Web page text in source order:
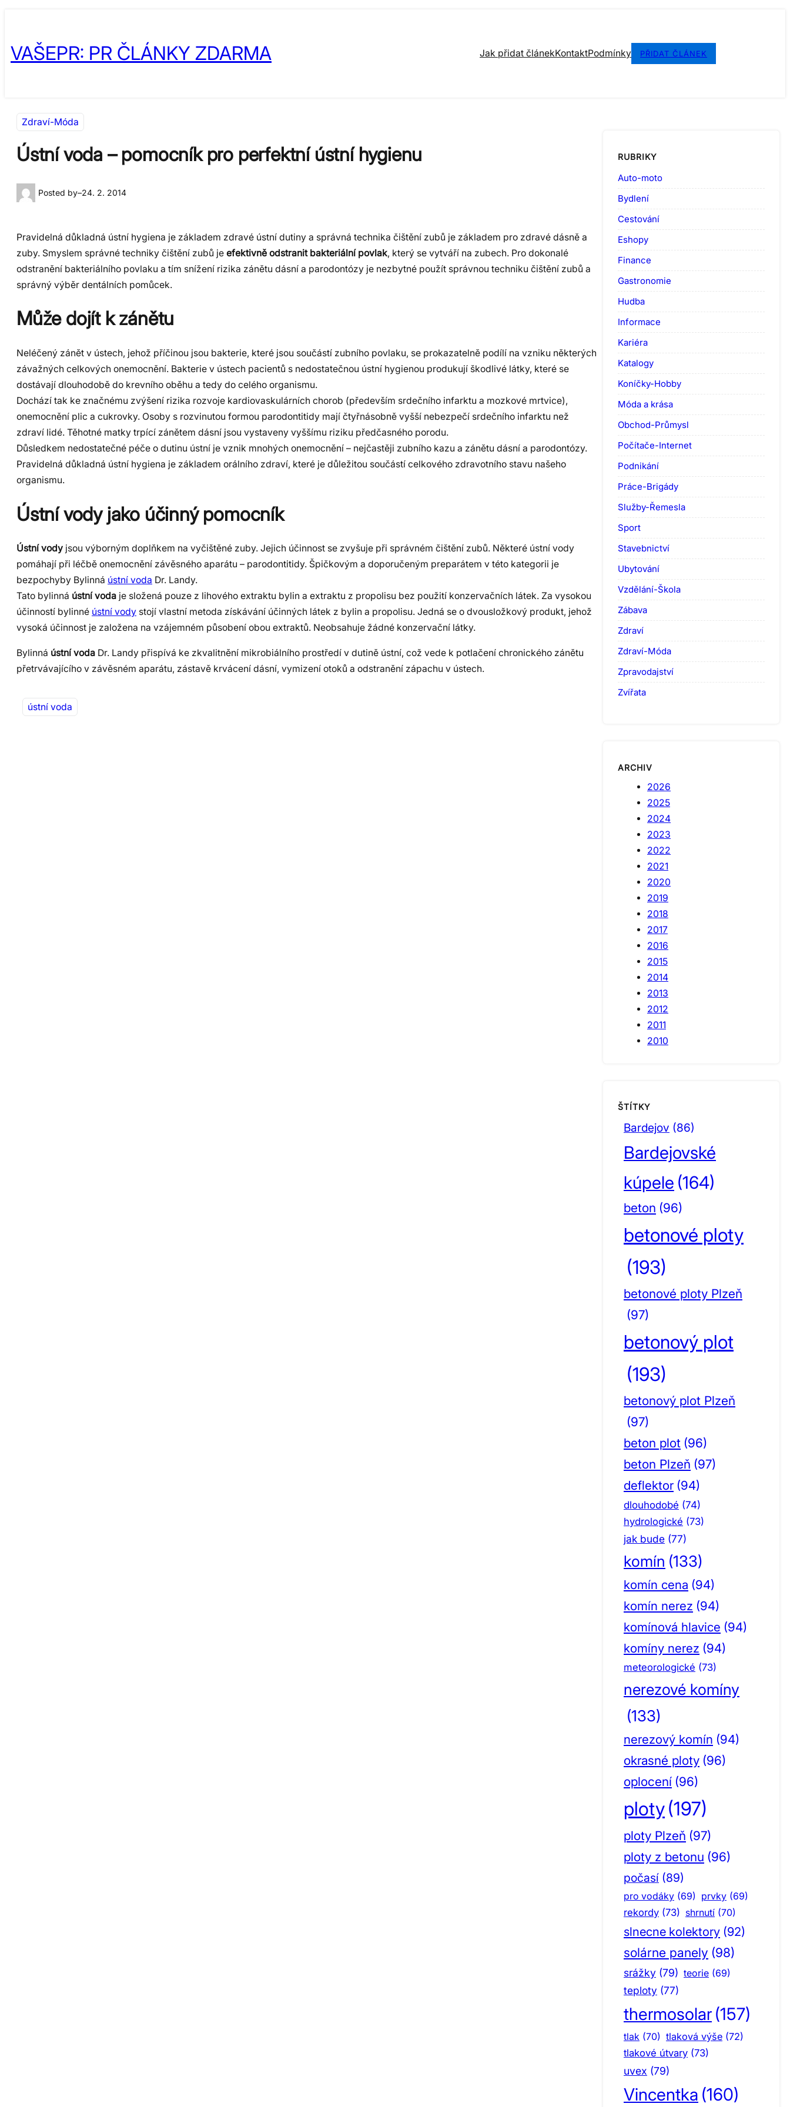
obsah
content
VAŠEPR: PR ČLÁNKY ZDARMA Jak přidat článekKontaktPodmínky PŘIDAT ČLÁNEK
Zdraví-Móda
Ústní voda – pomocník pro perfektní ústní hygienu
Posted by–24. 2. 2014
Pravidelná důkladná ústní hygiena je základem zdravé ústní dutiny a správná technika čištění zubů je základem pro zdravé dásně a
zuby. Smyslem správné techniky čištění zubů je efektivně odstranit bakteriální povlak, který se vytváří na zubech. Pro dokonalé
odstranění bakteriálního povlaku a tím snížení rizika zánětu dásní a parodontózy je nezbytné použít správnou techniku čištění zubů a
správný výběr dentálních pomůcek.
Může dojít k zánětu
Neléčený zánět v ústech, jehož příčinou jsou bakterie, které jsou součástí zubního povlaku, se prokazatelně podílí na vzniku některých
závažných celkových onemocnění. Bakterie v ústech pacientů s nedostatečnou ústní hygienou produkují škodlivé látky, které se
dostávají dlouhodobě do krevního oběhu a tedy do celého organismu.
Dochází tak ke značnému zvýšení rizika rozvoje kardiovaskulárních chorob (především srdečního infarktu a mozkové mrtvice),
onemocnění plic a cukrovky. Osoby s rozvinutou formou parodontitidy mají čtyřnásobně vyšší nebezpečí srdečního infarktu než
zdraví lidé. Těhotné matky trpící zánětem dásní jsou vystaveny vyššímu riziku předčasného porodu.
Důsledkem nedostatečné péče o dutinu ústní je vznik mnohých onemocnění – nejčastěji zubního kazu a zánětu dásní a parodontózy.
Pravidelná důkladná ústní hygiena je základem orálního zdraví, které je důležitou součástí celkového zdravotního stavu našeho
organismu.
Ústní vody jako účinný pomocník
Ústní vody jsou výborným doplňkem na vyčištěné zuby. Jejich účinnost se zvyšuje při správném čištění zubů. Některé ústní vody
pomáhají při léčbě onemocnění závěsného aparátu – parodontitidy. Špičkovým a doporučeným preparátem v této kategorii je
bezpochyby Bylinná ústní voda Dr. Landy.
Tato bylinná ústní voda je složená pouze z lihového extraktu bylin a extraktu z propolisu bez použití konzervačních látek. Za vysokou
účinností bylinné ústní vody stojí vlastní metoda získávání účinných látek z bylin a propolisu. Jedná se o dvousložkový produkt, jehož
vysoká účinnost je založena na vzájemném působení obou extraktů. Neobsahuje žádné konzervační látky.
Bylinná ústní voda Dr. Landy přispívá ke zkvalitnění mikrobiálního prostředí v dutině ústní, což vede k potlačení chronického zánětu
přetrvávajícího v závěsném aparátu, zástavě krvácení dásní, vymizení otoků a odstranění zápachu v ústech.
ústní voda
RUBRIKY
Auto-moto
Bydlení
Cestování
Eshopy
Finance
Gastronomie
Hudba
Informace
Kariéra
Katalogy
Koníčky-Hobby
Móda a krása
Obchod-Průmysl
Počítače-Internet
Podnikání
Práce-Brigády
Služby-Řemesla
Sport
Stavebnictví
Ubytování
Vzdělání-Škola
Zábava
Zdraví
Zdraví-Móda
Zpravodajství
Zvířata
ARCHIV
2026
2025
2024
2023
2022
2021
2020
2019
2018
2017
2016
2015
2014
2013
2012
2011
2010
ŠTÍTKY
Bardejov (86)
Bardejovské
kúpele (164)
beton (96)
betonové ploty
(193)
betonové ploty Plzeň
(97)
betonový plot
(193)
betonový plot Plzeň
(97)
beton plot (96)
beton Plzeň (97)
deflektor (94)
dlouhodobé (74)
hydrologické (73)
jak bude (77)
komín (133)
komín cena (94)
komín nerez (94)
komínová hlavice (94)
komíny nerez (94)
meteorologické (73)
nerezové komíny
(133)
nerezový komín (94)
okrasné ploty (96)
oplocení (96)
ploty(197)
ploty Plzeň (97)
ploty z betonu (96)
počasí (89)
pro vodáky (69) prvky (69)
rekordy (73) shrnutí (70)
slnecne kolektory (92)
solárne panely (98)
srážky (79) teorie (69)
teploty (77)
thermosolar (157)
tlak (70) tlaková výše (72)
tlakové útvary (73)
uvex (79)
Vincentka (160)